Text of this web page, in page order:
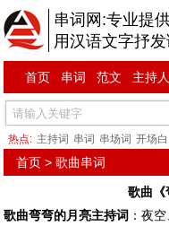
串词网:专业提
用汉语文字抒发
首页 串词 范文 主持人
热点: 主持词 串词 串场词 开场白
首页 >歌曲串词
歌曲《
歌曲弯弯的月亮主持词 ：夜